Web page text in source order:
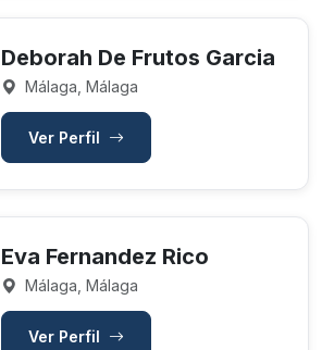
Deborah De Frutos Garcia
Málaga, Málaga
Ver Perfil
Eva Fernandez Rico
Málaga, Málaga
Ver Perfil